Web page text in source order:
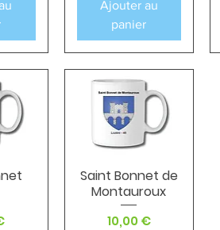
Ajouter au
panier
Aperçu rapide
Saint Bonnet de
Montauroux
Prix
10,00 €